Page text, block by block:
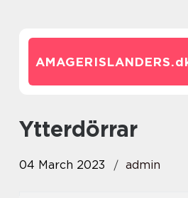
AMAGERISLANDERS.
Ytterdörrar
04 March 2023 admin